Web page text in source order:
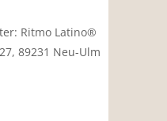
Ritmo Latino®
89231 Neu-Ulm